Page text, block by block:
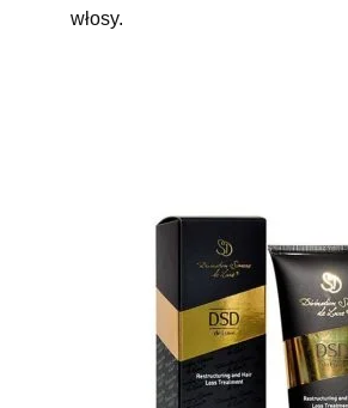
włosy.